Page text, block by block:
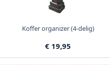
Koffer organizer (4-delig)
€ 19,95